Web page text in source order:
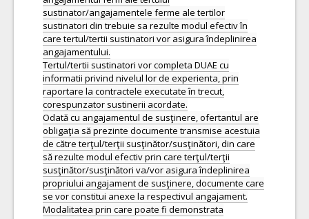
sustinator/angajamentele ferme ale tertilor
sustinatori din trebuie sa rezulte modul efectiv în
care tertul/tertii sustinatori vor asigura îndeplinirea
angajamentului.
Tertul/tertii sustinatori vor completa DUAE cu
informatii privind nivelul lor de experienta, prin
raportare la contractele executate în trecut,
corespunzator sustinerii acordate.
Odată cu angajamentul de susţinere, ofertantul are
obligaţia să prezinte documente transmise acestuia
de către terţul/terţii susţinător/susţinători, din care
să rezulte modul efectiv prin care terţul/terţii
susţinător/susţinători va/vor asigura îndeplinirea
propriului angajament de susţinere, documente care
se vor constitui anexe la respectivul angajament.
Modalitatea prin care poate fi demonstrata